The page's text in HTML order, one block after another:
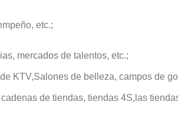
etc.;
mercados de talentos, etc.;
KTV,Salones de belleza, campos de
de tiendas, tiendas 4S, las